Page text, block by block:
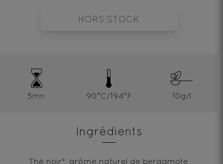
HORS STOCK
5mn 90°C/194°F 10g/l
Ingrédients
Thé noir*, arôme naturel de bergamote,